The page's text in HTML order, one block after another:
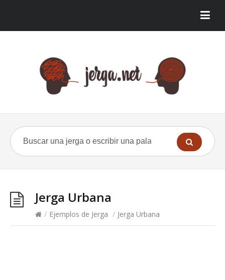
Jerga Urbana
/ Ejemplos de Jerga / Jerga Urbana